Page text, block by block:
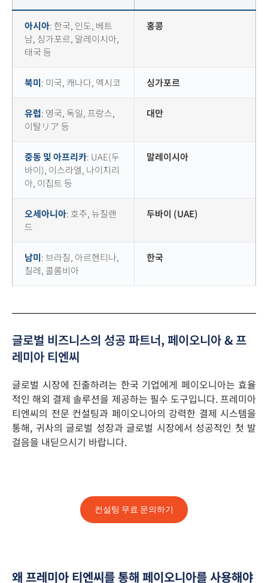
아시아: 한국, 인도, 베트
남, 싱가포르, 말레이시아,
태국 등
홍콩
북미: 미국, 캐나다, 멕시코 싱가포르
유럽: 영국, 독일, 프랑스,
이탈リア 등
대만
중동 및 아프리카: UAE(두
바이), 이스라엘, 나이지리
아, 이집트 등
말레이시아
오세아니아: 호주, 뉴질랜
드
두바이 (UAE)
남미: 브라질, 아르헨티나,
칠레, 콜롬비아
한국
글로벌 비즈니스의 성공 파트너, 페이오니아 & 프
레미아 티엔씨
글로벌 시장에 진출하려는 한국 기업에게 페이오니아는 효율
적인 해외 결제 솔루션을 제공하는 필수 도구입니다. 프레미아
티엔씨의 전문 컨설팅과 페이오니아의 강력한 결제 시스템을
통해, 귀사의 글로벌 성장과 글로벌 시장에서 성공적인 첫 발
걸음을 내딛으시기 바랍니다.
컨설팅 무료 문의하기
왜 프레미아 티엔씨를 통해 페이오니아를 사용해야